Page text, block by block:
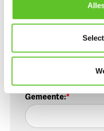
Wordt niet publiek
Gemeente: